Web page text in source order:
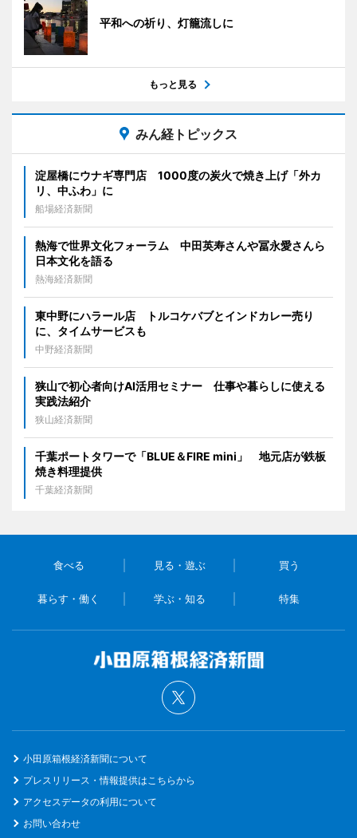
平和への祈り、灯籠流しに
もっと見る
みん経トピックス
淀屋橋にウナギ専門店 1000度の炭火で焼き上げ「外カ
リ、中ふわ」に
船場経済新聞
熱海で世界文化フォーラム 中田英寿さんや冨永愛さんら
日本文化を語る
熱海経済新聞
東中野にハラール店 トルコケバブとインドカレー売り
に、タイムサービスも
中野経済新聞
狭山で初心者向けAI活用セミナー 仕事や暮らしに使える
実践法紹介
狭山経済新聞
千葉ポートタワーで「BLUE＆FIRE mini」 地元店が鉄板
焼き料理提供
千葉経済新聞
食べる 見る・遊ぶ 買う
暮らす・働く 学ぶ・知る 特集
小田原箱根経済新聞について
プレスリリース・情報提供はこちらから
アクセスデータの利用について
お問い合わせ